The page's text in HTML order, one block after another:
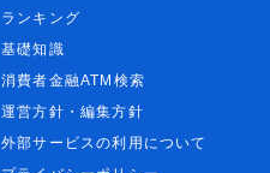
ランキング
基礎知識
消費者金融ATM検索
運営方針・編集方針
外部サービスの利用について